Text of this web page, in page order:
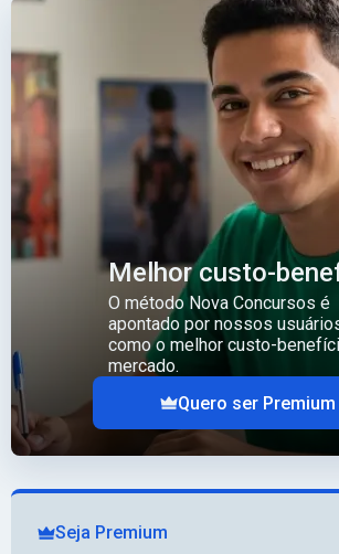
Melhor custo-
O método Nova Concursos é
apontado por nossos
como o melhor custo-
mercado.
Quero ser Premium
Seja Premium